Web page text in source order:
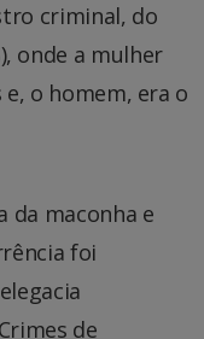
criminal, do
onde a mulher
o homem, era o
da maconha e
foi
de